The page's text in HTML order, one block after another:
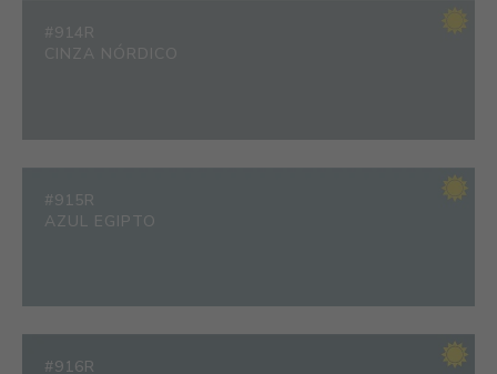
#914R
CINZA NÓRDICO
#915R
AZUL EGIPTO
#916R